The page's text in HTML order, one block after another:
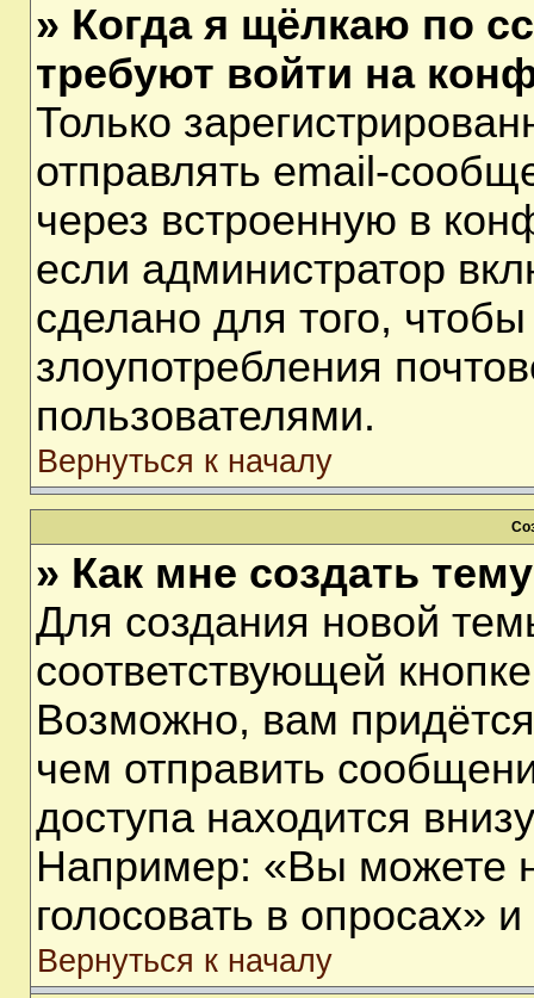
» Когда я щёлкаю по
требуют войти на
Только
отправлять email-
через встроенную в
если администратор
сделано для того,
злоупотребления
пользователями.
Вернуться к началу
» Как мне создать
Для создания новой
соответствующей
Возможно, вам
чем отправить
доступа находится
Например: «Вы можете
голосовать в опросах» и
Вернуться к началу